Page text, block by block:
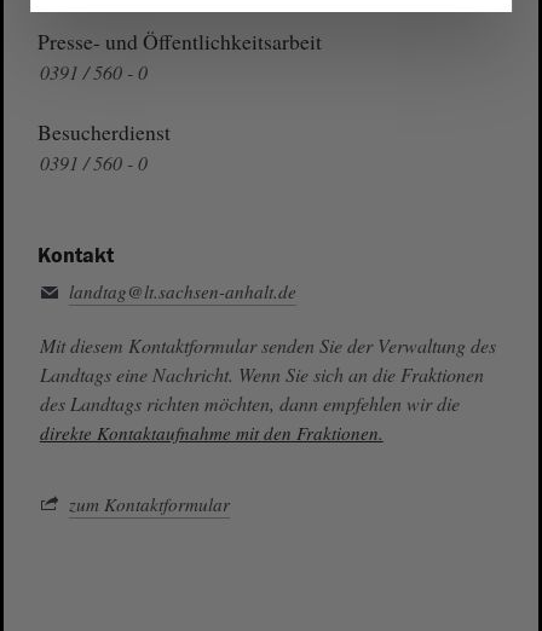
Presse- und Öffentlichkeitsarbeit
0391 / 560 - 0
Besucherdienst
0391 / 560 - 0
Kontakt
landtag@lt.sachsen-anhalt.de
Mit diesem Kontaktformular senden Sie der Verwaltung des
Landtags eine Nachricht. Wenn Sie sich an die Fraktionen
des Landtags richten möchten, dann empfehlen wir die
direkte Kontaktaufnahme mit den Fraktionen.
zum Kontaktformular